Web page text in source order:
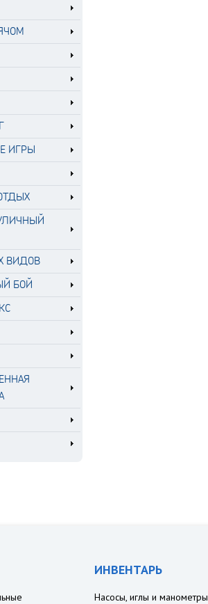
ИГРЫ
ВИДОВ
БОЙ
ИНВЕНТАРЬ
Насосы, иглы и манометры